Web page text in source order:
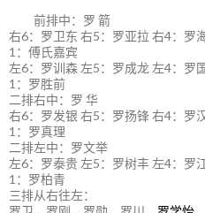
前排中：罗 箭
右6：罗卫东 右5：罗亚拉 右4：罗
1：傅氏嘉宾
左6：罗训森 左5：罗成龙 左4：罗
1：罗胜前
二排右中：罗 华
右6：罗发银 右5：罗扬锋 右4：罗
1：罗真理
二排左中：罗文举
左6：罗泰贵 左5：罗树丰 左4：罗
1：罗柏青
三排从右往左：